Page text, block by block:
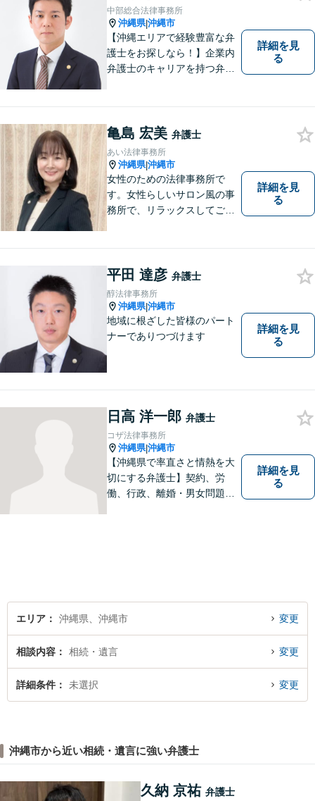
中部総合法律事務所
沖縄県|沖縄市
【沖縄エリアで経験豊富な弁
護士をお探しなら！】企業内
弁護士のキャリアを持つ弁護
ります。スピード感を持っ
て、かつ丁寧な対応を心がけ
ていますので、ぜひ気兼ねな
くご相談ください。
詳細を見
る
亀島 宏美 弁護士
あい法律事務所
沖縄県|沖縄市
女性のための法律事務所で
す。女性らしいサロン風の事
務所で、リラックスしてご相
詳細を見
る
平田 達彦 弁護士
醇法律事務所
沖縄県|沖縄市
地域に根ざした皆様のパート
ナーでありつづけます
詳細を見
る
日高 洋一郎 弁護士
コザ法律事務所
沖縄県|沖縄市
【沖縄県で率直さと情熱を大
切にする弁護士】契約、労
働、行政、離婚・男女問題、
詳細を見
る
エリア 沖縄県、沖縄市 変更
相談内容 相続・遺言 変更
詳細条件 未選択 変更
沖縄市から近い相続・遺言に強い弁護士
久納 京祐 弁護士